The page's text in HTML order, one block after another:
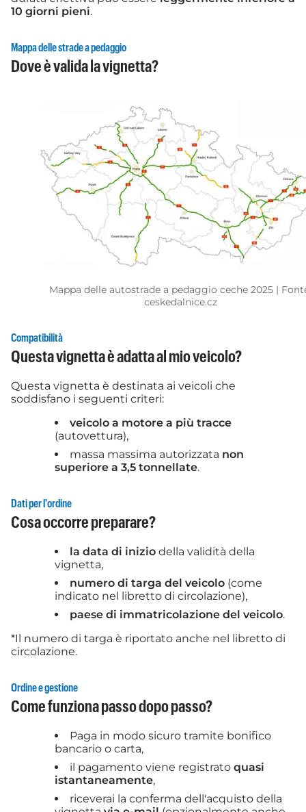
10 giorni pieni.
Mappa delle strade a pedaggio
Dove è valida la vignetta?
Mappa delle autostrade a pedaggio ceche 2025 |
ceskedalnice.cz
Compatibilità
Questa vignetta è adatta al mio veicolo?
Questa vignetta è destinata ai veicoli che
soddisfano i seguenti criteri:
veicolo a motore a più tracce
(autovettura),
massa massima autorizzata non
superiore a 3,5 tonnellate.
Dati per l'ordine
Cosa occorre preparare?
la data di inizio della validità della
vignetta,
numero di targa del veicolo (come
indicato nel libretto di circolazione),
paese di immatricolazione del veicolo.
*Il numero di targa è riportato anche nel libretto di
circolazione.
Ordine e gestione
Come funziona passo dopo passo?
Paga in modo sicuro tramite bonifico
bancario o carta,
il pagamento viene registrato quasi
istantaneamente,
riceverai la conferma dell'acquisto della